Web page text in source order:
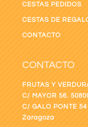
CESTAS PEDIDOS
CESTAS DE
CONTACTO
CONTACTO
FRUTAS Y
C/ MAYOR 56.
C/ GALO PONTE
Zaragoza